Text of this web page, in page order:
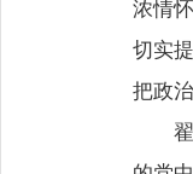
浓情
切实
把政